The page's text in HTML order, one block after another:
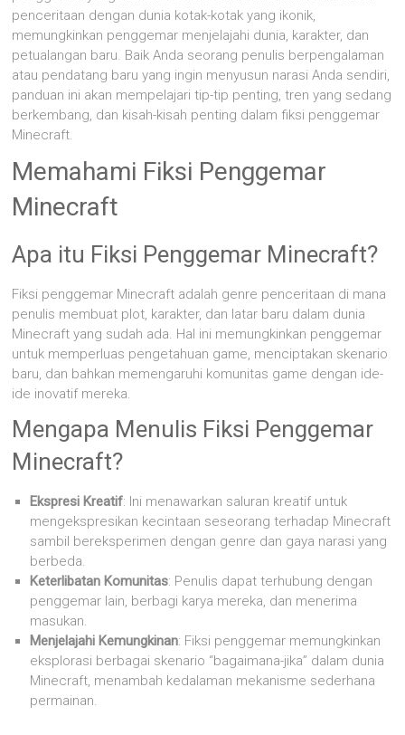
penceritaan dengan dunia kotak-kotak yang ikonik,
memungkinkan penggemar menjelajahi dunia, karakter, dan
petualangan baru. Baik Anda seorang penulis berpengalaman
atau pendatang baru yang ingin menyusun narasi Anda sendiri,
panduan ini akan mempelajari tip-tip penting, tren yang sedang
berkembang, dan kisah-kisah penting dalam fiksi penggemar
Minecraft.
Memahami Fiksi Penggemar
Minecraft
Apa itu Fiksi Penggemar Minecraft?
Fiksi penggemar Minecraft adalah genre penceritaan di mana
penulis membuat plot, karakter, dan latar baru dalam dunia
Minecraft yang sudah ada. Hal ini memungkinkan penggemar
untuk memperluas pengetahuan game, menciptakan skenario
baru, dan bahkan memengaruhi komunitas game dengan ide-
ide inovatif mereka.
Mengapa Menulis Fiksi Penggemar
Minecraft?
Ekspresi Kreatif: Ini menawarkan saluran kreatif untuk
mengekspresikan kecintaan seseorang terhadap Minecraft
sambil bereksperimen dengan genre dan gaya narasi yang
berbeda.
Keterlibatan Komunitas: Penulis dapat terhubung dengan
penggemar lain, berbagi karya mereka, dan menerima
masukan.
Menjelajahi Kemungkinan: Fiksi penggemar memungkinkan
eksplorasi berbagai skenario “bagaimana-jika” dalam dunia
Minecraft, menambah kedalaman mekanisme sederhana
permainan.